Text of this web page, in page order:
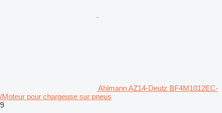
Ahlmann AZ14-Deutz BF4M1012EC-
/Moteur pour chargeuse sur pneus
9